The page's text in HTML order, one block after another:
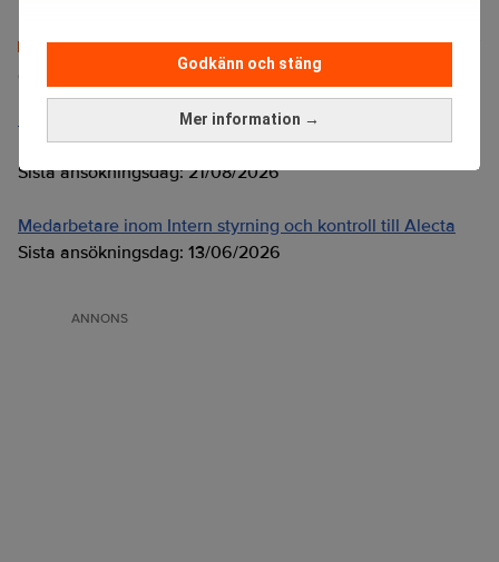
Mer information →
Godkänn och stäng
Senaste lediga jobben
Bolagsjurist till Eltel AB
Placering:Bromma, Stockholm
Sista ansökningsdag:21/08/2026
Medarbetare inom Intern styrning och kontroll till Alecta
Sista ansökningsdag: 13/06/2026
ANNONS